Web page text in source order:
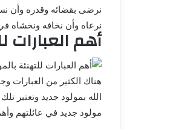
نرضى بقضائه وقدره وأن
نرعاه وأن نخافه
أهم العبارات
هناك الكثير من العبارات
الله بمولود جديد وتعتبر
مولود جديد في عائلتهم